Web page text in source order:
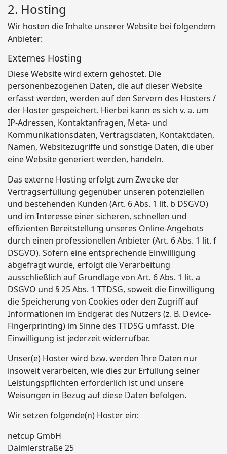
2. Hosting
Wir hosten die Inhalte unserer Website bei folgendem
Anbieter:
Externes Hosting
Diese Website wird extern gehostet. Die
personenbezogenen Daten, die auf dieser Website
erfasst werden, werden auf den Servern des Hosters /
der Hoster gespeichert. Hierbei kann es sich v. a. um
IP-Adressen, Kontaktanfragen, Meta- und
Kommunikationsdaten, Vertragsdaten, Kontaktdaten,
Namen, Websitezugriffe und sonstige Daten, die über
eine Website generiert werden, handeln.
Das externe Hosting erfolgt zum Zwecke der
Vertragserfüllung gegenüber unseren potenziellen
und bestehenden Kunden (Art. 6 Abs. 1 lit. b DSGVO)
und im Interesse einer sicheren, schnellen und
effizienten Bereitstellung unseres Online-Angebots
durch einen professionellen Anbieter (Art. 6 Abs. 1 lit. f
DSGVO). Sofern eine entsprechende Einwilligung
abgefragt wurde, erfolgt die Verarbeitung
ausschließlich auf Grundlage von Art. 6 Abs. 1 lit. a
DSGVO und § 25 Abs. 1 TTDSG, soweit die Einwilligung
die Speicherung von Cookies oder den Zugriff auf
Informationen im Endgerät des Nutzers (z. B. Device-
Fingerprinting) im Sinne des TTDSG umfasst. Die
Einwilligung ist jederzeit widerrufbar.
Unser(e) Hoster wird bzw. werden Ihre Daten nur
insoweit verarbeiten, wie dies zur Erfüllung seiner
Leistungspflichten erforderlich ist und unsere
Weisungen in Bezug auf diese Daten befolgen.
Wir setzen folgende(n) Hoster ein:
netcup GmbH
Daimlerstraße 25